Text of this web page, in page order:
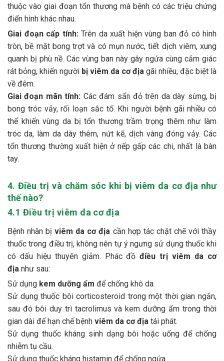
thuộc vào giai đoạn tổn thương mà bệnh có các triệu chứng
điển hình khác nhau.
Giai đoạn cấp tính:Trên da xuất hiện vùng ban đỏ có hình
tròn, bề mặt bong trợt và có mụn nước, tiết dịch viêm, xung
quanh bị phù nề. Các vùng ban này gây ngứa cùng cảm giác
rát bỏng, khiến người bị viêm da cơ địa gãi nhiều, đặc biệt là
về đêm.
Giai đoạn mãn tính: Các đám sẩn đỏ trên da dày sừng, bị
bong tróc vảy, rối loạn sắc tố. Khi người bệnh gãi nhiều có
thể khiến vùng da bị tổn thương trầm trọng thêm như làm
tróc da, làm da dày thêm, nứt kẽ, dịch vàng đóng vảy. Các
tổn thương thường xuất hiện ở nếp gấp các chi, nhất là bàn
tay.
4. Điều trị và chăm sóc khi bị viêm da cơ địa như
thế nào?
4.1 Điều trị viêm da cơ địa
Bệnh nhân bịviêm da cơ địa cần hợp tác chặt chẽ với thầy
thuốc trong điều trị, không nên tự ý ngưng sử dụng thuốc khi
có dấu hiệu thuyên giảm. Phác đồđiều trị viêm da cơ
địa như sau:
Sử dụng kem dưỡng ẩm để chống khô da.
Sử dụng thuốc bôi corticosteroid trong một thời gian ngắn,
sau đó bôi duy trì tacrolimus và kem dưỡng ẩm trong thời
gian dài để hạn chế bệnh viêm da cơ địa tái phát.
Sử dụng thuốc kháng sinh dạng bôi hoặc uống để chống
nhiễm tụ cầu.
Sử dụng thuốc kháng histamin để chống ngứa.